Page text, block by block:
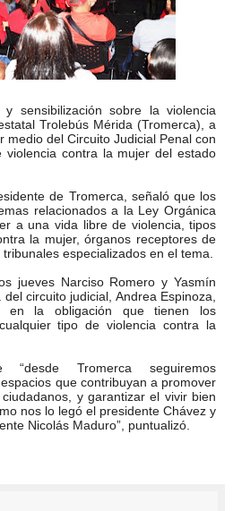
fortalece el desarrollo
para aspirantes al curso de
comunal en El Vigía con
plan de bacheo en el sector La
el taller vacacional de
la Semana Mundial de la
Ríe 2026" brinda
a diversos clubes deportivos
autogobierno en Mérida con
espacios del OAN para la
el marco del Encuentro LAGO
sensibilización sobre la violencia
Trolebús Mérida (Tromerca), a
medio del Circuito Judicial Penal con
violencia contra la mujer del estado
de Tromerca, señaló que los
relacionados a la Ley Orgánica
a una vida libre de violencia, tipos
la mujer, órganos receptores de
especializados en el tema.
jueves Narciso Romero y Yasmín
circuito judicial, Andrea Espinoza,
en la obligación que tienen los
tipo de violencia contra la
“desde Tromerca seguiremos
que contribuyan a promover
y garantizar el vivir bien
nos lo legó el presidente Chávez y
Nicolás Maduro”, puntualizó.